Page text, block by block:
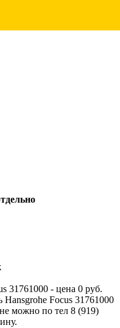
31761000 - цена 0 руб.
Hansgrohe Focus 31761000
можно по тел 8 (919)